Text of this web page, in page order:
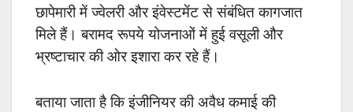
छापेमारी में ज्वेलरी और इंवेस्टमेंट से संबंधित कागजात
मिले हैं। बरामद रूपये योजनाओं में हुई वसूली और
भ्रष्टाचार की ओर इशारा कर रहे हैं।
बताया जाता है कि इंजीनियर की अवैध कमाई की